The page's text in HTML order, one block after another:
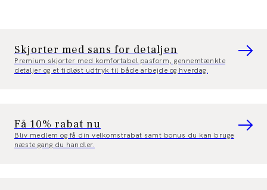
Skjorter med sans for detaljen
Premium skjorter med komfortabel pasform, gennemtænkte
detaljer og et tidløst udtryk til både arbejde og hverdag.
Få 10% rabat nu
Bliv medlem og få din velkomstrabat samt bonus du kan bruge
næste gang du handler.